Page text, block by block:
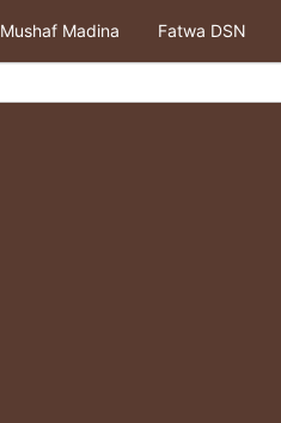
Mushaf Madina Fatwa DSN